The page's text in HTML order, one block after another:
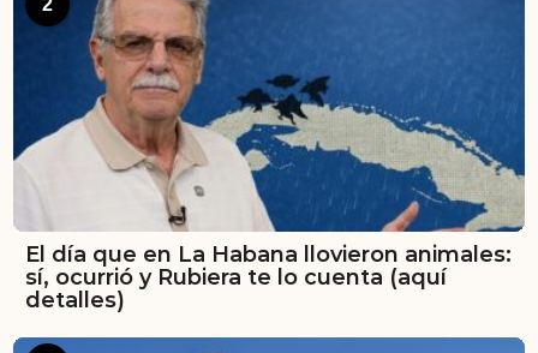
2
El día que en La Habana llovieron animales:
sí, ocurrió y Rubiera te lo cuenta (aquí
detalles)